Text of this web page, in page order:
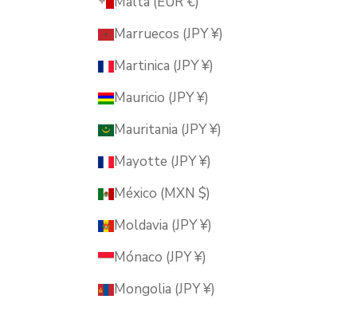
Marruecos (JPY ¥)
Martinica (JPY ¥)
Mauricio (JPY ¥)
Mauritania (JPY ¥)
Mayotte (JPY ¥)
México (MXN $)
Moldavia (JPY ¥)
Mónaco (JPY ¥)
Mongolia (JPY ¥)